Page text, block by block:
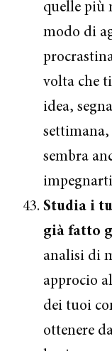
quelle più
modo di
volta che
idea,
settimana,
sembra
Studia i
già fatto
analisi di
approcio
dei tuoi
ottenere